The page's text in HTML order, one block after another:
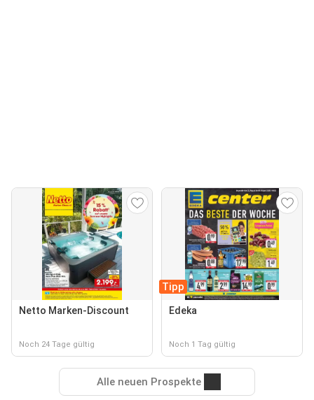
Netto Marken-Discount
Noch 24 Tage gültig
Tipp
Edeka
Noch 1 Tag gültig
Alle neuen Prospekte